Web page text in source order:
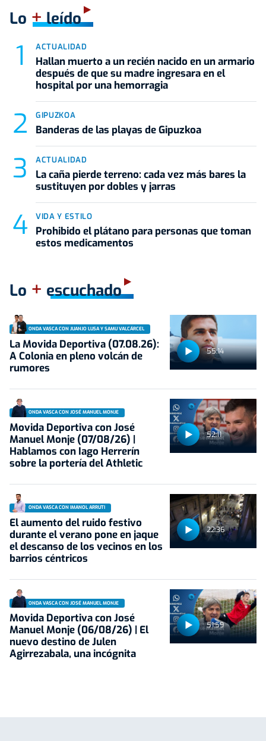
Lo +leído
ACTUALIDAD
Hallan muerto a un recién nacido en un armario
después de que su madre ingresara en el
hospital por una hemorragia
GIPUZKOA
Banderas de las playas de Gipuzkoa
ACTUALIDAD
La caña pierde terreno: cada vez más bares la
sustituyen por dobles y jarras
VIDA Y ESTILO
Prohibido el plátano para personas que toman
estos medicamentos
Lo + escuchado
55:14
ONDA VASCA CON JUANJO LUSA Y SAMU VALCÁRCEL
La Movida Deportiva (07.08.26):
A Colonia en pleno volcán de
rumores
52:11
ONDA VASCA CON JOSÉ MANUEL MONJE
Movida Deportiva con José
Manuel Monje (07/08/26) |
Hablamos con Iago Herrerín
sobre la portería del Athletic
22:36
ONDA VASCA CON IMANOL ARRUTI
El aumento del ruido festivo
durante el verano pone en jaque
el descanso de los vecinos en los
barrios céntricos
51:59
ONDA VASCA CON JOSÉ MANUEL MONJE
Movida Deportiva con José
Manuel Monje (06/08/26) | El
nuevo destino de Julen
Agirrezabala, una incógnita